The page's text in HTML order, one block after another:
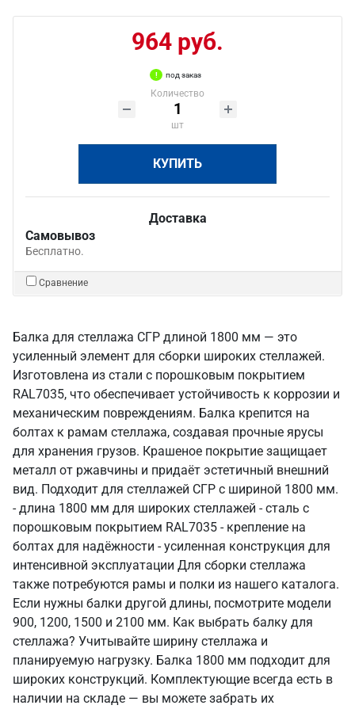
964 руб.
под заказ
Количество
шт
КУПИТЬ
Доставка
Самовывоз
Бесплатно.
Сравнение
Балка для стеллажа СГР длиной 1800 мм — это
усиленный элемент для сборки широких стеллажей.
Изготовлена из стали с порошковым покрытием
RAL7035, что обеспечивает устойчивость к коррозии и
механическим повреждениям. Балка крепится на
болтах к рамам стеллажа, создавая прочные ярусы
для хранения грузов. Крашеное покрытие защищает
металл от ржавчины и придаёт эстетичный внешний
вид. Подходит для стеллажей СГР с шириной 1800 мм.
- длина 1800 мм для широких стеллажей - сталь с
порошковым покрытием RAL7035 - крепление на
болтах для надёжности - усиленная конструкция для
интенсивной эксплуатации Для сборки стеллажа
также потребуются рамы и полки из нашего каталога.
Если нужны балки другой длины, посмотрите модели
900, 1200, 1500 и 2100 мм. Как выбрать балку для
стеллажа? Учитывайте ширину стеллажа и
планируемую нагрузку. Балка 1800 мм подходит для
широких конструкций. Комплектующие всегда есть в
наличии на складе — вы можете забрать их